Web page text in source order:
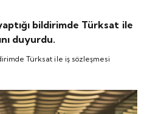
bildirimde Türksat ile
duyurdu.
Türksat ile iş sözleşmesi